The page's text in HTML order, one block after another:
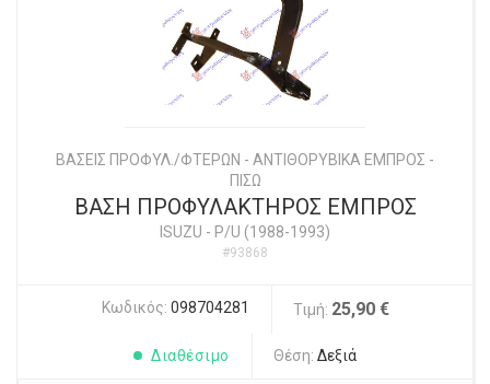
ΒΑΣΕΙΣ ΠΡΟΦΥΛ./ΦΤΕΡΩΝ - ΑΝΤΙΘΟΡΥΒΙΚΑ ΕΜΠΡΟΣ -
ΠΙΣΩ
ΒΑΣΗ ΠΡΟΦΥΛΑΚΤΗΡΟΣ ΕΜΠΡΟΣ
ISUZU - P/U (1988-1993)
#93868
Κωδικός: 098704281 Τιμή: 25,90 €
Διαθέσιμο Θέση: Δεξιά